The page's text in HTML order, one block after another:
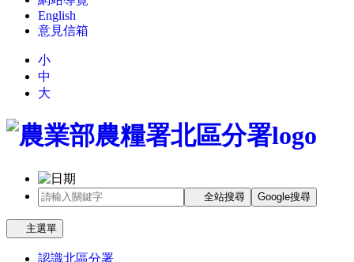
English
意見信箱
小
中
大
全站搜尋 Google搜尋
主選單
認識北區分署